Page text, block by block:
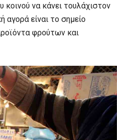
να κάνει τουλάχιστον
αγορά είναι το σημείο
φρούτων και